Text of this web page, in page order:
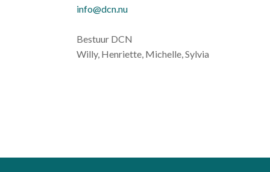
info@dcn.nu
Bestuur DCN
Willy, Henriette, Michelle, Sylvia